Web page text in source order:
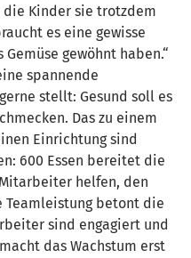
die Kinder sie trotzdem
es eine gewisse
gewöhnt haben.“
spannende
stellt: Gesund soll es
Das zu einem
Einrichtung sind
600 Essen bereitet die
helfen, den
Teamleistung betont die
sind engagiert und
das Wachstum erst